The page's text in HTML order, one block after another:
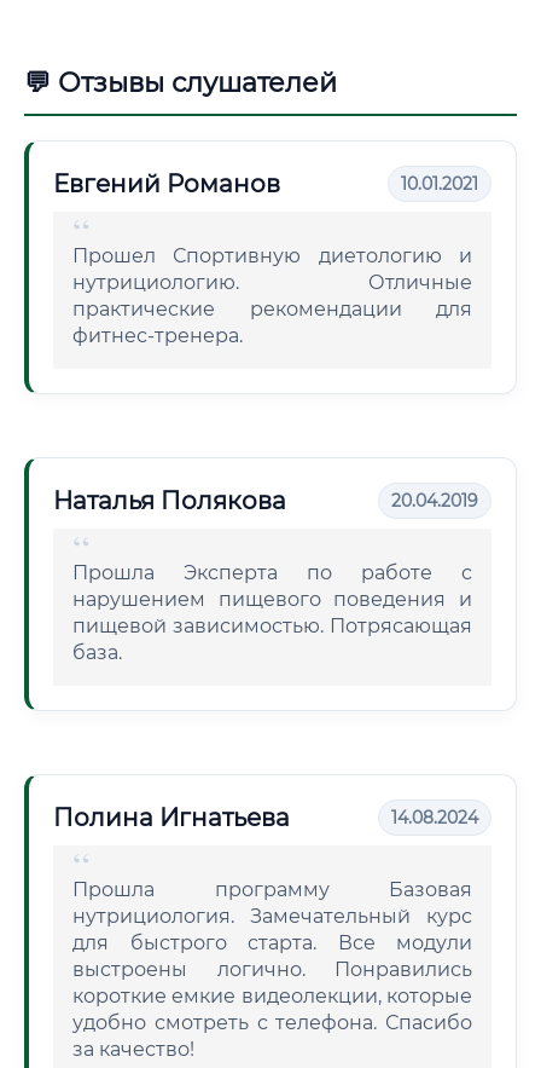
💬 Отзывы слушателей
Евгений Романов 10.01.2021
Прошел Спортивную диетологию и
нутрициологию. Отличные
практические рекомендации для
фитнес-тренера.
Наталья Полякова 20.04.2019
Прошла Эксперта по работе с
нарушением пищевого поведения и
пищевой зависимостью. Потрясающая
база.
Полина Игнатьева 14.08.2024
Прошла программу Базовая
нутрициология. Замечательный курс
для быстрого старта. Все модули
выстроены логично. Понравились
короткие емкие видеолекции, которые
удобно смотреть с телефона. Спасибо
за качество!